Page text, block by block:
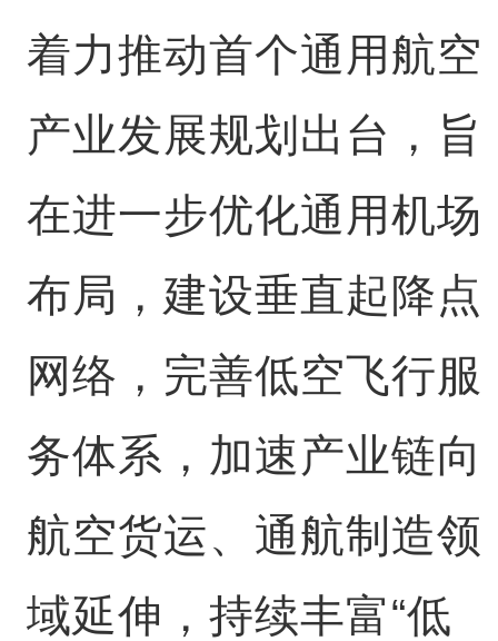
着力推动首个通用航空
产业发展规划出台，旨
在进一步优化通用机场
布局，建设垂直起降点
网络，完善低空飞行服
务体系，加速产业链向
航空货运、通航制造领
域延伸，持续丰富“低